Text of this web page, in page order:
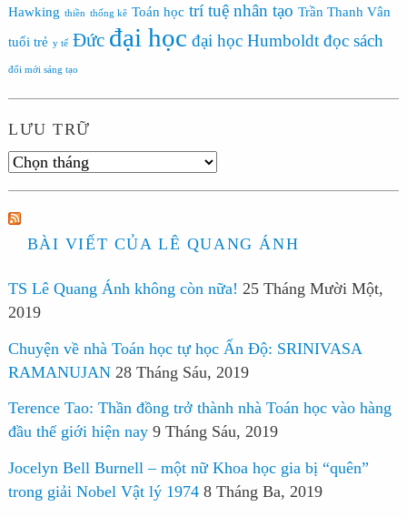
Hawking thiền thống kê Toán học trí tuệ nhân tạo Trần Thanh Vân
tuổi trẻ y tế Đức đại học đại học Humboldt đọc sách
đổi mới sáng tạo
LƯU TRỮ
Lưu
BÀI VIẾT CỦA LÊ QUANG ÁNH
TS Lê Quang Ánh không còn nữa! 25 Tháng Mười Một,
2019
Chuyện về nhà Toán học tự học Ấn Độ: SRINIVASA
RAMANUJAN 28 Tháng Sáu, 2019
Terence Tao: Thần đồng trở thành nhà Toán học vào hàng
đầu thế giới hiện nay 9 Tháng Sáu, 2019
Jocelyn Bell Burnell – một nữ Khoa học gia bị “quên”
trong giải Nobel Vật lý 1974 8 Tháng Ba, 2019